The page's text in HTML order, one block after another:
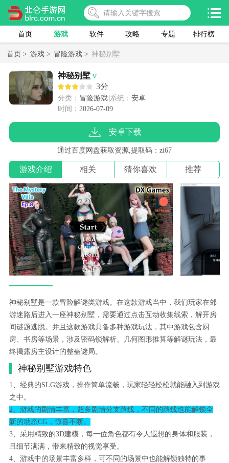
首页 游戏 软件 攻略 专题 排行榜
首页 > 游戏 > 冒险游戏 > 神秘别墅
神秘别墅 v
3分
分类： 冒险游戏 系统： 安卓
时间： 2026-07-09
安卓下载
通过百度网盘获取资源,提取码：zi67
游戏介绍 相关 猜你喜欢 推荐
神秘别墅是一款冒险解谜类游戏。在这款游戏当中，我们玩家在郊
游迷路后进入一座神秘别墅，需要通过点击互动收集线索，解开房
间谜题逃脱。并且这款游戏具备多种游戏玩法，其中游戏包含厨
房、书房等场景，涉及密码锁解析、几何图形推算等解谜玩法，最
终揭露房主设计的整蛊谜局。
神秘别墅游戏特色
1、经典的SLG游戏，操作简单流畅，玩家轻轻松松就能融入到游戏
之中。
2、游戏的剧情丰富，超多剧情分支路线，不同的路线也能解锁全
新的动态CG，惊喜不断。
3、采用精致的3D建模，每一位角色都有令人遐想的身体和服装，
且细节满满，带来精致的视觉享受。
4、游戏中的场景丰富多样，可不同的场景中也能解锁独特的事